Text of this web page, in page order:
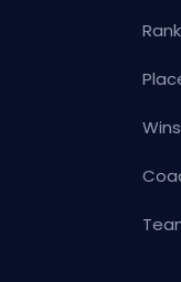
Wins